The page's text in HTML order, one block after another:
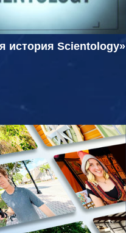
история Scientology»